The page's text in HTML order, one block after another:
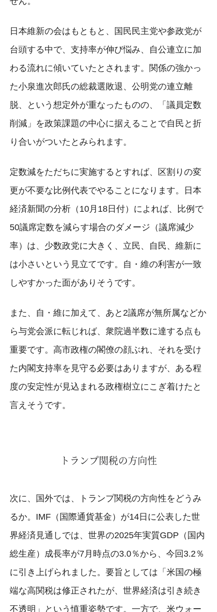
日本維新の会はもともと、国民民主党や参政党が
台頭する中で、支持率が伸び悩み、自公連立に加
わる流れに傾いていたとされます。関係の強かっ
た小泉進次郎氏の総裁選敗退、公明党の連立離
脱、という想定外が重なったものの、「議員定数
削減」を政策課題の中心に据えることで自民と折
り合いがついたとみられます。
定数減をただちに実施するとすれば、区割りの変
更が不要な比例代表でやることになります。日本
経済新聞の分析（10月18日付）によれば、比例で
50議席定数を減らす場合のダメージ（議席減少
率）は、少数政党に大きく、立民、自民、維新に
は小さいという見立てです。自・維の利害が一致
しやすかった面がありそうです。
また、自・維に加えて、あと2議席が無所属などか
ら与党会派に転じれば、衆院過半数に達する点も
重要です。高市政権の閣僚の顔ぶれ、それを受け
た内閣支持率を見守る必要はありますが、ある程
度の安定性が見込まれる政権樹立にこぎ着けたと
言えそうです。
トランプ関税の方向性
次に、国外では、トランプ関税の方向性をどうみ
るか。IMF（国際通貨基金）が14日に公表した世
界経済見通しでは、世界の2025年実質GDP（国内
総生産）成長率が7月時点の3.0％から、今回3.2％
に引き上げられました。要旨としては「米国の極
端な高関税は修正されたが、世界経済は引き続き
不透明」という慎重姿勢です。一方で、米ウォー